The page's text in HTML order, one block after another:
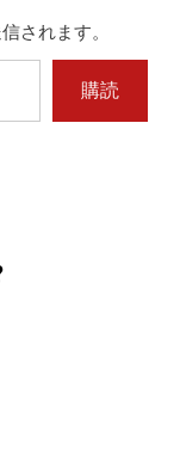
されます。
購読